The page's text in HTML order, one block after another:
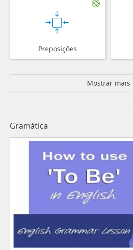
Preposições
Mostrar mais
Gramática